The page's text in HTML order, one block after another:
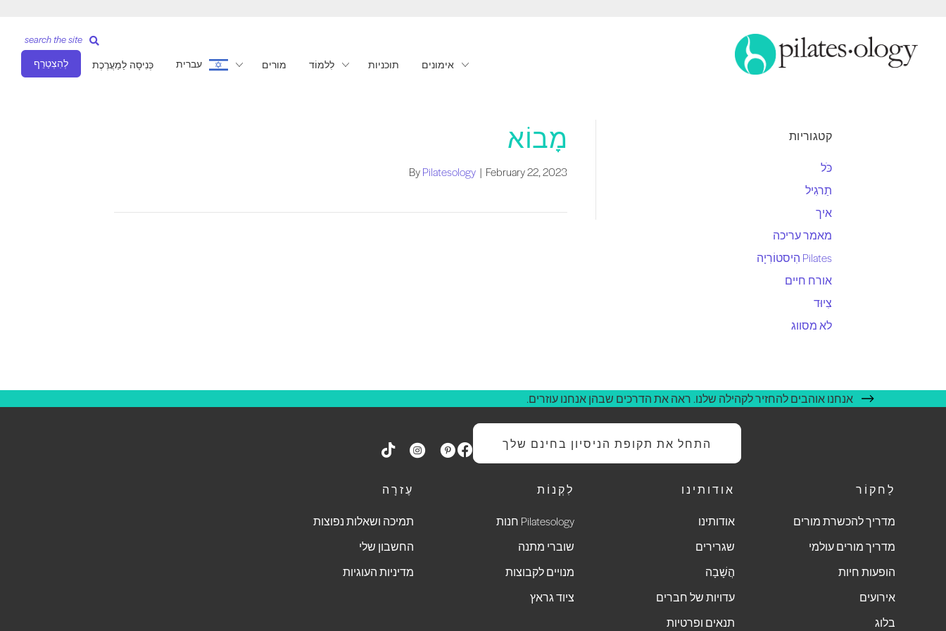
אימונים תוכניות לִלמוֹד מורים עברית כְּנִיסָה לַמַעֲרֶכֶת לְהִצְטַרֵף
search the site
מָבוֹא
ByPilatesology | February 22, 2023
קטגוריות
כֹּל
תַרגִיל
איך
מאמר עריכה
Pilates הִיסטוֹרִיָה
אורח חיים
צִיוּד
לא מסווג
אנחנו אוהבים להחזיר לקהילה שלנו. ראה את הדרכים שבהן אנחנו עוזרים.
התחל את תקופת הניסיון בחינם שלך
לַחקוֹר
מדריך להכשרת מורים
מדריך מורים עולמי
הופעות חיות
אירועים
בלוג
אודותינו
אודותינו
שגרירים
הֲשָׁבָה
עדויות של חברים
תנאים ופרטיות
לִקְנוֹת
Pilatesology חנות
שוברי מתנה
מנויים לקבוצות
ציוד גראץ
עֶזרָה
תמיכה ושאלות נפוצות
החשבון שלי
מדיניות העוגיות